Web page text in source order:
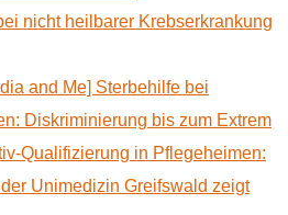
nicht heilbarer Krebserkrankung
and Me] Sterbehilfe bei
Diskriminierung bis zum Extrem
Qualifizierung in Pflegeheimen:
Unimedizin Greifswald zeigt